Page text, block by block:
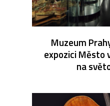
Muzeum
expozici Město
na